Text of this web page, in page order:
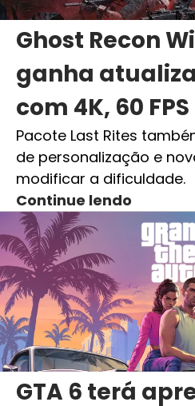
Ghost Recon
ganha
com 4K, 60
Pacote Last Rites
de personalização e
modificar a dificuldade.
Continue lendo
GTA 6 terá